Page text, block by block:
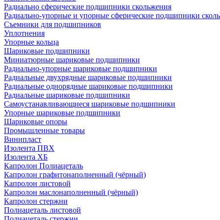
Радиально сферические подшипники скольжения
Радиально-упорные и упорные сферические подшипники
Съемники для подшипников
Уплотнения
Упорные кольца
Шариковые подшипники
Миниатюрные шариковые подшипники
Радиально-упорные шариковые подшипники
Радиальные двухрядные шариковые подшипники
Радиальные однорядные шариковые подшипники
Радиальные шариковые подшипники
Самоустанавливающиеся шариковые подшипники
Упорные шариковые подшипники
Шариковые опоры
Промышленные товары
Винипласт
Изолента ПВХ
Изолента ХБ
Капролон Полиацеталь
Капролон графитонаполненный (чёрный)
Капролон листовой
Капролон маслонаполненный (чёрный)
Капролон стержни
Полиацеталь листовой